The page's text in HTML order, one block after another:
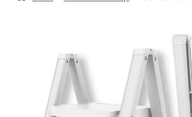
Rettungs- und Überlebenssets
Großhandelsangebot